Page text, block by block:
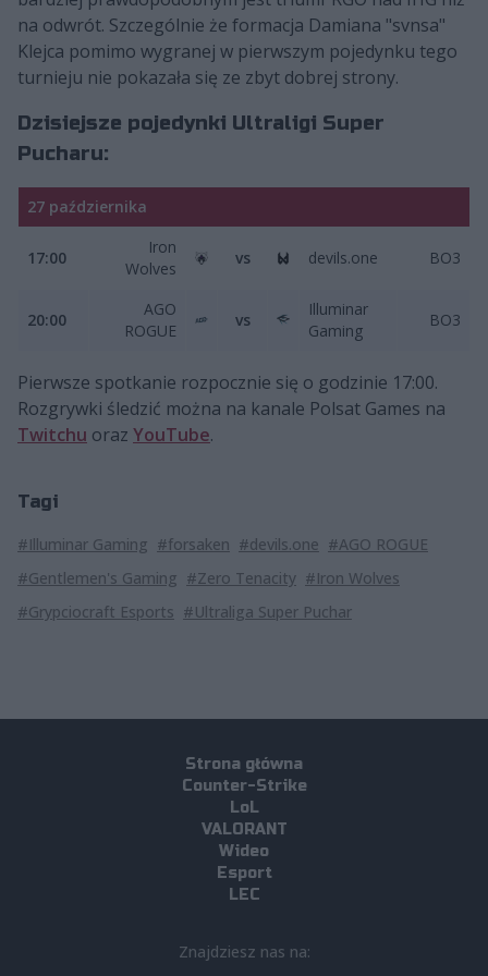
na odwrót. Szczególnie że formacja Damiana "svnsa"
Klejca pomimo wygranej w pierwszym pojedynku tego
turnieju nie pokazała się ze zbyt dobrej strony.
Dzisiejsze pojedynki Ultraligi Super
Pucharu:
27 października
17:00
Iron
Wolves
vs devils.one BO3
20:00
AGO
ROGUE
vs
Illuminar
Gaming
BO3
Pierwsze spotkanie rozpocznie się o godzinie 17:00.
Rozgrywki śledzić można na kanale Polsat Games na
Twitchu oraz YouTube.
Tagi
#Illuminar Gaming #forsaken #devils.one #AGO ROGUE
#Gentlemen's Gaming #Zero Tenacity #Iron Wolves
#Grypciocraft Esports #Ultraliga Super Puchar
Strona główna
Counter-Strike
LoL
VALORANT
Wideo
Esport
LEC
Znajdziesz nas na: